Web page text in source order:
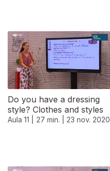
Do you have a dressing
style? Clothes and styles
Aula 11 | 27 min. | 23 nov. 2020
508184